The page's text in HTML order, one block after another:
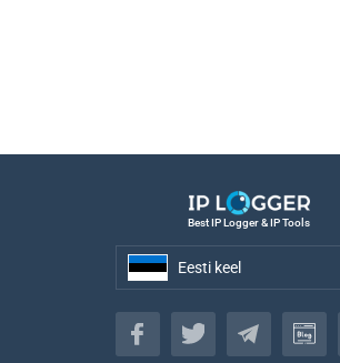
Best IP Logger & IP Tools
Eesti keel
Eesti keel